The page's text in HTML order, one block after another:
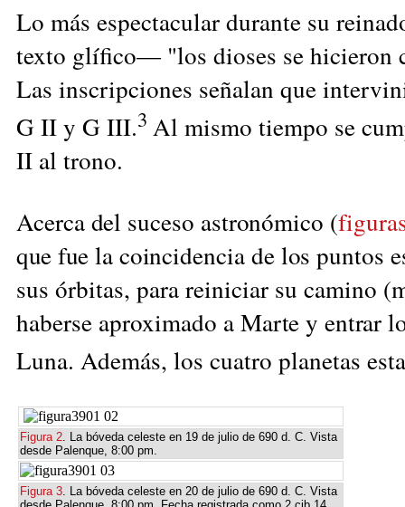
Lo más espectacular durante su
texto glífico— "los dioses se hicieron
Las inscripciones señalan que
G II y G III.3 Al mismo tiempo se
II al trono.
Acerca del suceso astronómico (
que fuela coincidencia de los puntos
sus órbitas, para reiniciar su camino
haberse aproximado aMarte y entrar
Luna. Además, los cuatro planetas
Figura 2. La bóveda celeste en 19 de julio de 690 d. C. Vista
desde Palenque, 8:00 pm.
Figura 3. La bóveda celeste en 20 de julio de 690 d. C. Vista